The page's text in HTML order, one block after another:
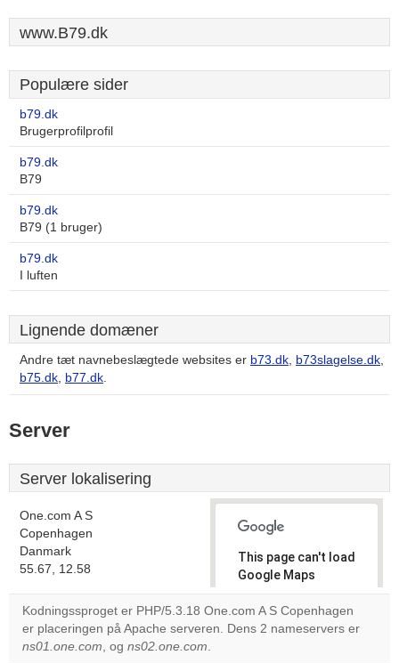
www.B79.dk
Populære sider
b79.dk
Brugerprofilprofil
b79.dk
B79
b79.dk
B79 (1 bruger)
b79.dk
I luften
Lignende domæner
Andre tæt navnebeslægtede websites er b73.dk, b73slagelse.dk,
b75.dk, b77.dk.
Server
Server lokalisering
One.com A S
Copenhagen
Danmark
55.67, 12.58
This page can't load
Google Maps
correctly.
Do you
Kodningssproget er PHP/5.3.18 One.com A S Copenhagen
er placeringen på Apache serveren. Dens 2 nameservers er
ns01.one.com, og ns02.one.com.